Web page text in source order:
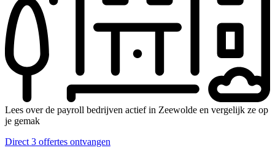
Lees over de payroll bedrijven actief in Zeewolde en vergelijk ze op
je gemak
Direct 3 offertes ontvangen